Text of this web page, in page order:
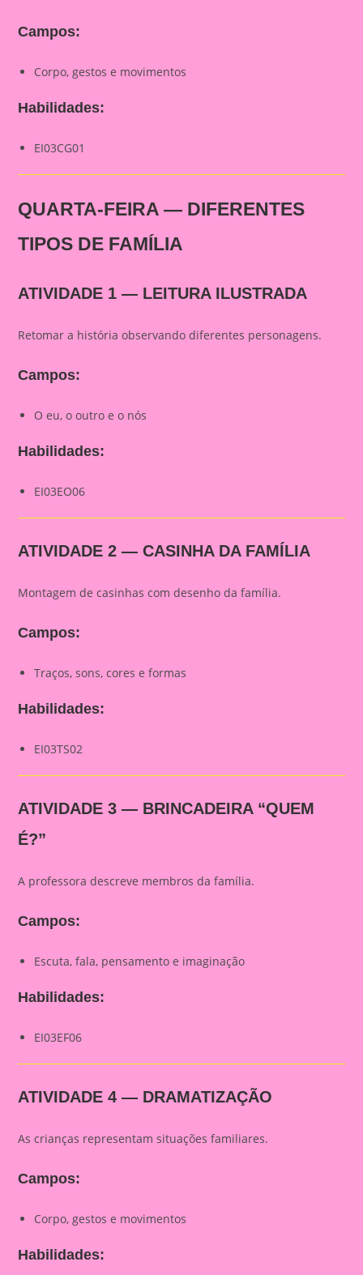
Campos:
Corpo, gestos e movimentos
Habilidades:
EI03CG01
QUARTA-FEIRA — DIFERENTES
TIPOS DE FAMÍLIA
ATIVIDADE 1 — LEITURA ILUSTRADA
Retomar a história observando diferentes personagens.
Campos:
O eu, o outro e o nós
Habilidades:
EI03EO06
ATIVIDADE 2 — CASINHA DA FAMÍLIA
Montagem de casinhas com desenho da família.
Campos:
Traços, sons, cores e formas
Habilidades:
EI03TS02
ATIVIDADE 3 — BRINCADEIRA “QUEM
É?”
A professora descreve membros da família.
Campos:
Escuta, fala, pensamento e imaginação
Habilidades:
EI03EF06
ATIVIDADE 4 — DRAMATIZAÇÃO
As crianças representam situações familiares.
Campos:
Corpo, gestos e movimentos
Habilidades: